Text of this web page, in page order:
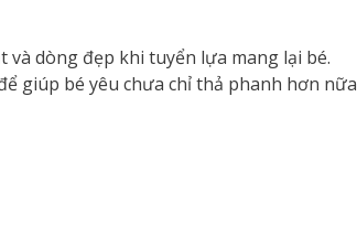
dòng đẹp khi tuyển lựa mang lại bé.
giúp bé yêu chưa chỉ thả phanh hơn nữa